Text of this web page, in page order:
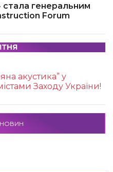
стала генеральним
Forum
акустика” у
Заходу України!